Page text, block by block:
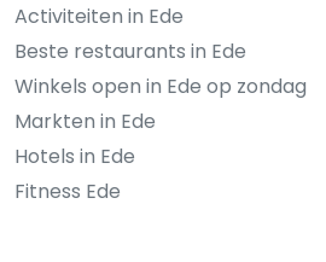
Activiteiten in Ede
Beste restaurants in Ede
Winkels open in Ede op zondag
Markten in Ede
Hotels in Ede
Fitness Ede